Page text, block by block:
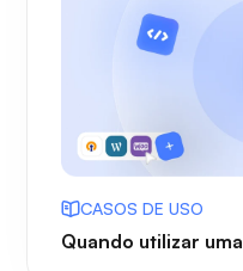
CASOS DE USO
Quando utilizar